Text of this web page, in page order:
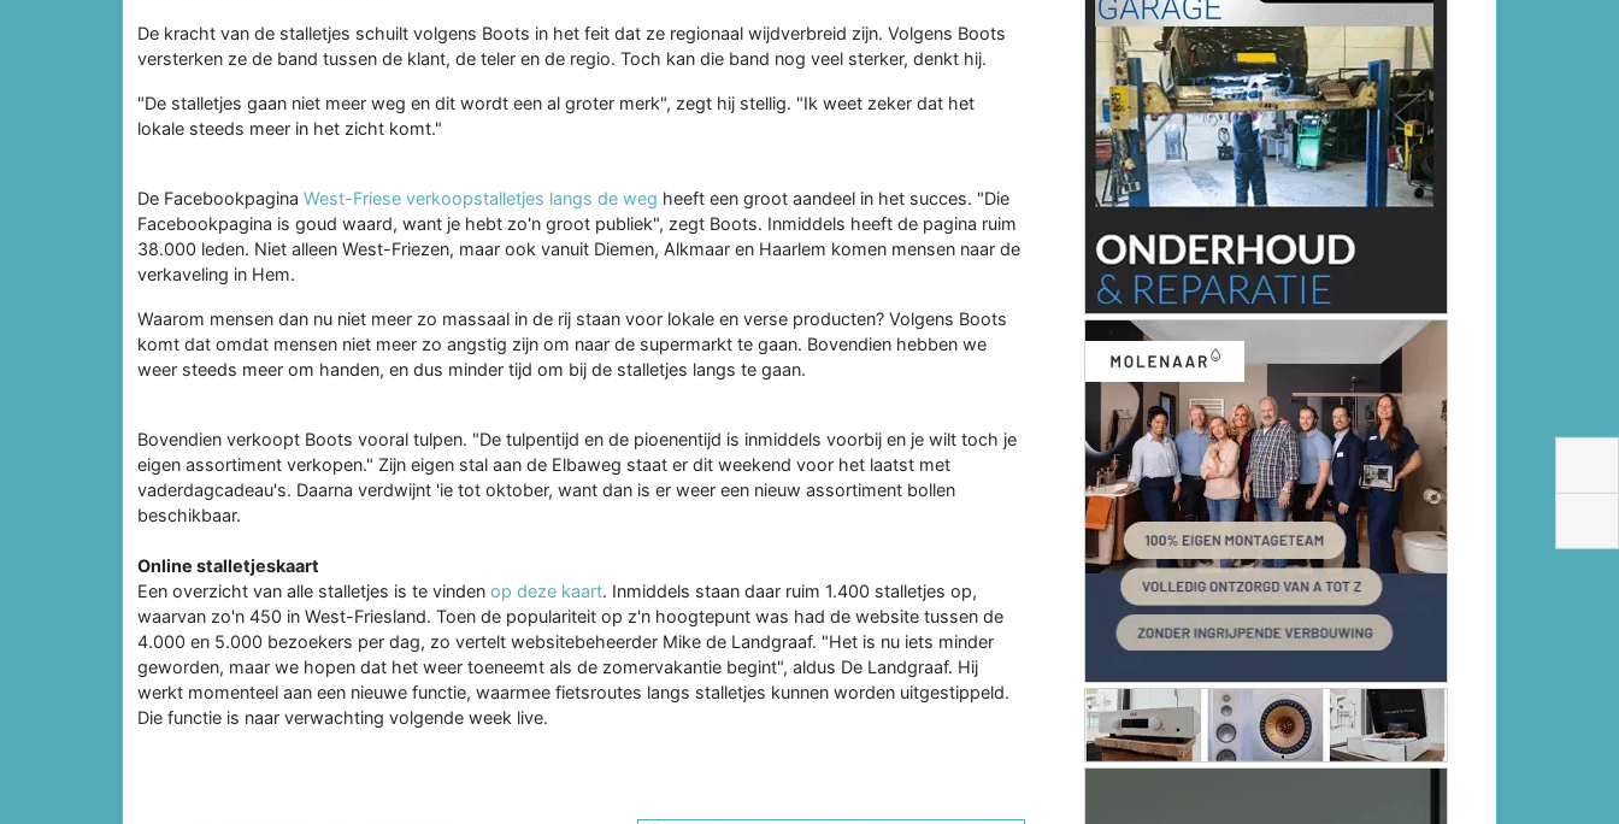
De kracht van de stalletjes schuilt volgens Boots in het feit dat ze regionaal wijdverbreid zijn. Volgens Boots
versterken ze de band tussen de klant, de teler en de regio. Toch kan die band nog veel sterker, denkt hij.
"De stalletjes gaan niet meer weg en dit wordt een al groter merk", zegt hij stellig. "Ik weet zeker dat het
lokale steeds meer in het zicht komt."
De Facebookpagina West-Friese verkoopstalletjes langs de weg heeft een groot aandeel in het succes. "Die
Facebookpagina is goud waard, want je hebt zo'n groot publiek", zegt Boots. Inmiddels heeft de pagina ruim
38.000 leden. Niet alleen West-Friezen, maar ook vanuit Diemen, Alkmaar en Haarlem komen mensen naar de
verkaveling in Hem.
Waarom mensen dan nu niet meer zo massaal in de rij staan voor lokale en verse producten? Volgens Boots
komt dat omdat mensen niet meer zo angstig zijn om naar de supermarkt te gaan. Bovendien hebben we
weer steeds meer om handen, en dus minder tijd om bij de stalletjes langs te gaan.
Bovendien verkoopt Boots vooral tulpen. "De tulpentijd en de pioenentijd is inmiddels voorbij en je wilt toch je
eigen assortiment verkopen." Zijn eigen stal aan de Elbaweg staat er dit weekend voor het laatst met
vaderdagcadeau's. Daarna verdwijnt 'ie tot oktober, want dan is er weer een nieuw assortiment bollen
beschikbaar.
Online stalletjeskaart
Een overzicht van alle stalletjes is te vinden op deze kaart. Inmiddels staan daar ruim 1.400 stalletjes op,
waarvan zo'n 450 in West-Friesland. Toen de populariteit op z'n hoogtepunt was had de website tussen de
4.000 en 5.000 bezoekers per dag, zo vertelt websitebeheerder Mike de Landgraaf. "Het is nu iets minder
geworden, maar we hopen dat het weer toeneemt als de zomervakantie begint", aldus De Landgraaf. Hij
werkt momenteel aan een nieuwe functie, waarmee fietsroutes langs stalletjes kunnen worden uitgestippeld.
Die functie is naar verwachting volgende week live.